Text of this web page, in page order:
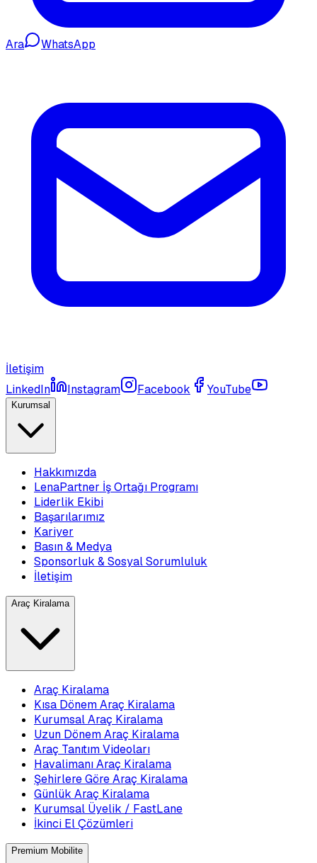
Ara WhatsApp
İletişim
LinkedIn
Instagram Facebook YouTube
Kurumsal
Hakkımızda
LenaPartner İş Ortağı Programı
Liderlik Ekibi
Başarılarımız
Kariyer
Basın & Medya
Sponsorluk & Sosyal Sorumluluk
İletişim
Araç Kiralama
Araç Kiralama
Kısa Dönem Araç Kiralama
Kurumsal Araç Kiralama
Uzun Dönem Araç Kiralama
Araç Tanıtım Videoları
Havalimanı Araç Kiralama
Şehirlere Göre Araç Kiralama
Günlük Araç Kiralama
Kurumsal Üyelik / FastLane
İkinci El Çözümleri
Premium Mobilite